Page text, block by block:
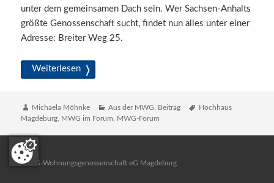
unter dem gemeinsamen Dach sein. Wer Sachsen-Anhalts
größte Genossenschaft sucht, findet nun alles unter einer
Adresse: Breiter Weg 25.
Weiterlesen Ein Haus der offenen Türen
Autor
Michaela Möhnke Katgeorien
Aus der MWG, Beitrag Schlagwörter
Hochhaus
Magdeburg, MWG im Forum, MWG-Forum
MWG-Wohnungsgenossenschaft eG Magdeburg